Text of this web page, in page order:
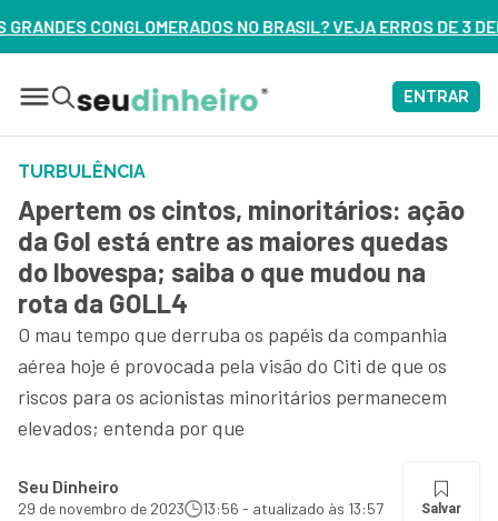
BRASIL? VEJA ERROS DE 3 DELES – ASSISTA AGORA
ENTRAR
TURBULÊNCIA
Apertem os cintos, minoritários: ação
da Gol está entre as maiores quedas
do Ibovespa; saiba o que mudou na
rota da GOLL4
O mau tempo que derruba os papéis da companhia
aérea hoje é provocada pela visão do Citi de que os
riscos para os acionistas minoritários permanecem
elevados; entenda por que
Seu Dinheiro
29 de novembro de 2023 13:56 - atualizado às 13:57 Salvar